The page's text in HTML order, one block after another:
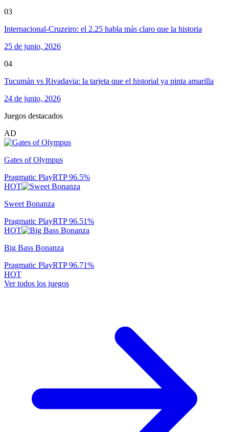
03
Internacional-Cruzeiro: el 2.25 habla más claro que la historia
25 de junio, 2026
04
Tucumán vs Rivadavia: la tarjeta que el historial ya pinta amarilla
24 de junio, 2026
Juegos destacados
AD
Gates of Olympus
Pragmatic PlayRTP96.5%
HOT
Sweet Bonanza
Pragmatic PlayRTP96.51%
HOT
Big Bass Bonanza
Pragmatic PlayRTP96.71%
HOT
Ver todos los juegos